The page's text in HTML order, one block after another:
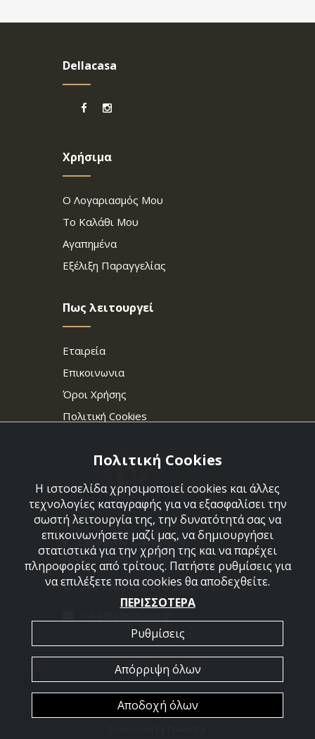
Dellacasa
Χρήσιμα
Ο Λογαριασμός Μου
Το Καλάθι Μου
Αγαπημένα
Εξέλιξη Παραγγελίας
Πως λειτουργεί
Εταιρεία
Επικοινωνια
Όροι Χρήσης
Πολιτική Cookies
Στεφάνου Σαράφη 36,
Αργυρούπολη 164 52
210 9960427-210 9960489
2026 @ All Rights Reserved - Dellacasa
Πολιτική Cookies
Η ιστοσελίδα χρησιμοποιεί cookies και άλλες
τεχνολογίες καταγραφής για να εξασφαλίσει την
σωστή λειτουργία της, την δυνατότητά σας να
επικοινωνήσετε μαζί μας, να δημιουργήσει
στατιστικά για την χρήση της και να παρέχει
πληροφορίες από τρίτους. Πατήστε ρυθμίσεις για
να επιλέξετε ποια cookies θα αποδεχθείτε.
ΠΕΡΙΣΣΟΤΕΡΑ
Ρυθμίσεις
Απόρριψη όλων
Αποδοχή όλων